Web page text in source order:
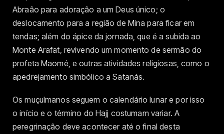
Abraão para adoração a um Deus único; o
deslocamento para a região de Mina para ficar em
tendas; além do ápice da jornada, que é a subida ao
Monte Arafat, revivendo um momento de sermão do
profeta Maomé, e outras atividades religiosas, como o
apedrejamento simbólico a Satanás.
Os muçulmanos seguem o calendário lunar e por isso
o início e o término do Hajj costumam variar. A
peregrinação deve acontecer até o final desta